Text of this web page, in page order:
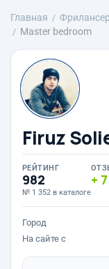
Главная
Master bedroom
Firuz
РЕЙТИНГ
982
№ 1 352 в каталоге
7
Город
На сайте с